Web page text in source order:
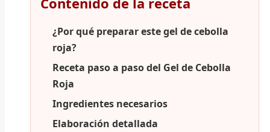
¿Por qué preparar este gel de cebolla
roja?
Receta paso a paso del Gel de Cebolla
Roja
Ingredientes necesarios
Elaboración detallada